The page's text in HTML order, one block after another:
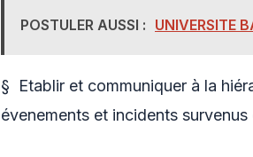
POSTULER AUSSI : UNIVERSITE
§ Etablir et communiquer à la
évenements et incidents